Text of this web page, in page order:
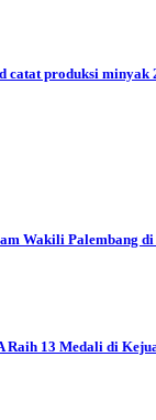
catat produksi minyak
Wakili Palembang
Raih 13 Medali di